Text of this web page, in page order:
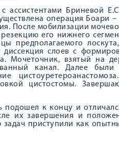
ассистентами Бриневой
операция Боари
После мобилизации
его нижнего
предполагаемого
диссекция слоев с
Мочеточник, взятый на
канал. Далее
цистостомы.
к концу и
их завершения и
приступили как